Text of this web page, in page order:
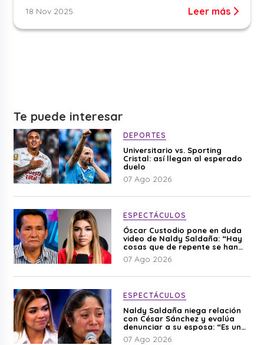
18 Nov 2025 Leer más
Te puede interesar
DEPORTES
Universitario vs. Sporting
Cristal: así llegan al esperado
duelo
07 Ago 2026
ESPECTÁCULOS
Óscar Custodio pone en duda
video de Naldy Saldaña: “Hay
cosas que de repente se han
editado”
07 Ago 2026
ESPECTÁCULOS
Naldy Saldaña niega relación
con César Sánchez y evalúa
denunciar a su esposa: “Es una
difamación”
07 Ago 2026